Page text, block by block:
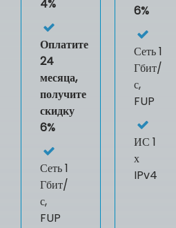
4%
Оплатите
24
месяца,
получите
скидку
6%
Сеть 1
Гбит/
с,
FUP
6%
Сеть 1
Гбит/
с,
FUP
ИС 1
х
IPv4